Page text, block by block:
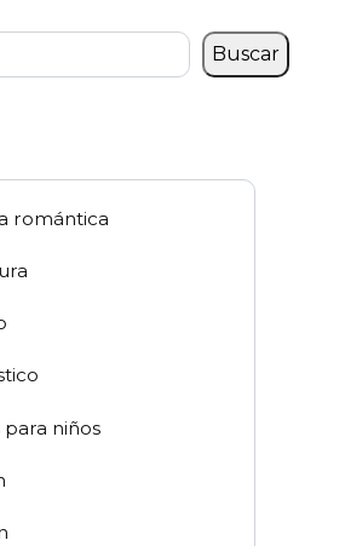
Buscar
romántica
para niños